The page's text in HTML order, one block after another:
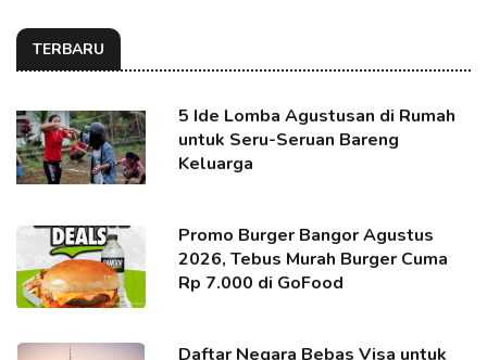
TERBARU
5 Ide Lomba Agustusan di Rumah
untuk Seru-Seruan Bareng
Keluarga
Promo Burger Bangor Agustus
2026, Tebus Murah Burger Cuma
Rp 7.000 di GoFood
Daftar Negara Bebas Visa untuk